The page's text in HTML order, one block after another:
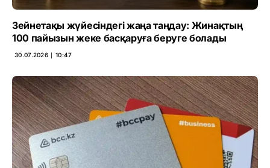
Зейнетақы жүйесіндегі жаңа таңдау: Жинақтың
100 пайызын жеке басқаруға беруге болады
30.07.2026 ∣ 10:47